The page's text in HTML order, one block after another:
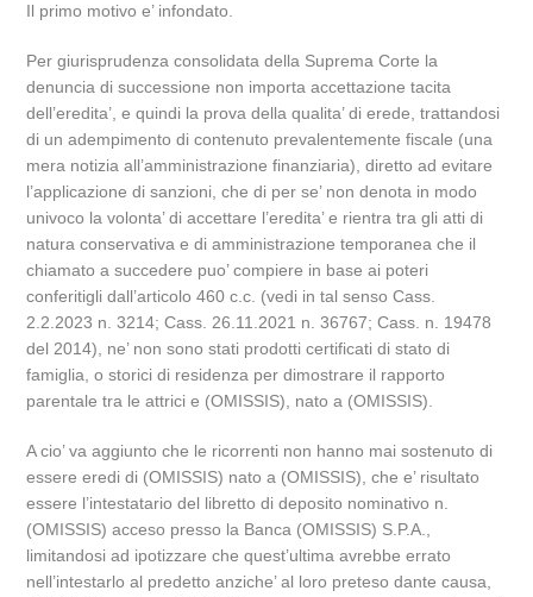
Il primo motivo e’ infondato.
Per giurisprudenza consolidata della Suprema Corte la
denuncia di successione non importa accettazione tacita
dell’eredita’, e quindi la prova della qualita’ di erede, trattandosi
di un adempimento di contenuto prevalentemente fiscale (una
mera notizia all’amministrazione finanziaria), diretto ad evitare
l’applicazione di sanzioni, che di per se’ non denota in modo
univoco la volonta’ di accettare l’eredita’ e rientra tra gli atti di
natura conservativa e di amministrazione temporanea che il
chiamato a succedere puo’ compiere in base ai poteri
conferitigli dall’articolo 460 c.c. (vedi in tal senso Cass.
2.2.2023 n. 3214; Cass. 26.11.2021 n. 36767; Cass. n. 19478
del 2014), ne’ non sono stati prodotti certificati di stato di
famiglia, o storici di residenza per dimostrare il rapporto
parentale tra le attrici e (OMISSIS), nato a (OMISSIS).
A cio’ va aggiunto che le ricorrenti non hanno mai sostenuto di
essere eredi di (OMISSIS) nato a (OMISSIS), che e’ risultato
essere l’intestatario del libretto di deposito nominativo n.
(OMISSIS) acceso presso la Banca (OMISSIS) S.P.A.,
limitandosi ad ipotizzare che quest’ultima avrebbe errato
nell’intestarlo al predetto anziche’ al loro preteso dante causa,